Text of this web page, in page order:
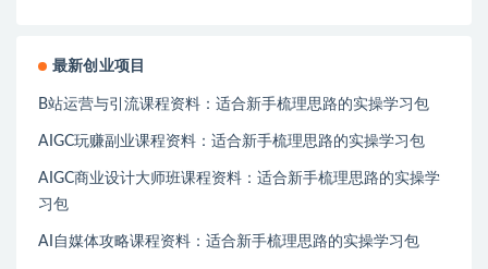
最新创业项目
B站运营与引流课程资料：适合新手梳理思路的实操学习包
AIGC玩赚副业课程资料：适合新手梳理思路的实操学习包
AIGC商业设计大师班课程资料：适合新手梳理思路的实操学
习包
AI自媒体攻略课程资料：适合新手梳理思路的实操学习包